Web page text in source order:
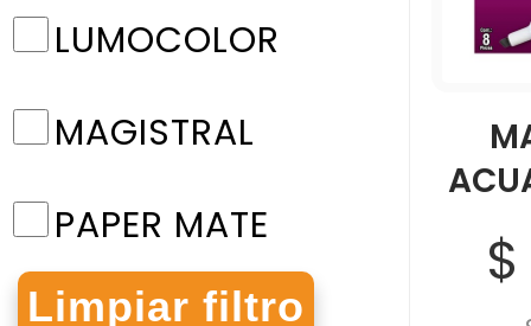
LUMOCOLOR
MAGISTRAL
PAPER MATE